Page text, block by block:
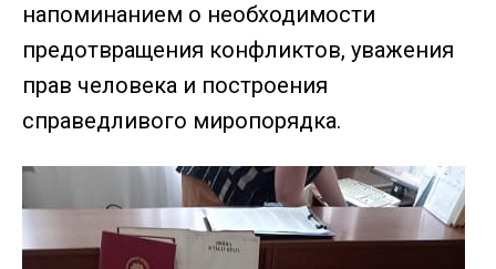
напоминанием о необходимости
предотвращения конфликтов, уважения
прав человека и построения
справедливого миропорядка.